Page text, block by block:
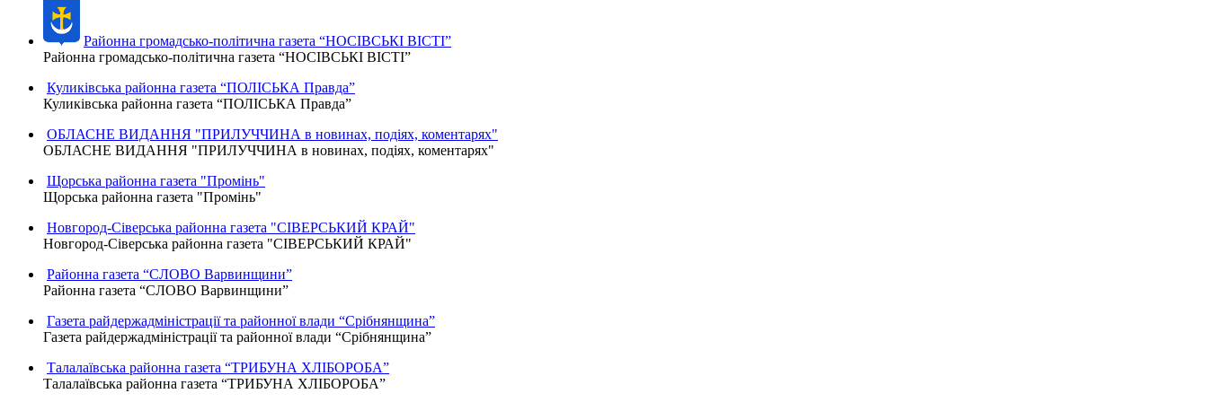
Районна громадсько-політична газета “НОСІВСЬКІ ВІСТІ”
Районна громадсько-політична газета “НОСІВСЬКІ ВІСТІ”
Куликівська районна газета “ПОЛІСЬКА Правда”
Куликівська районна газета “ПОЛІСЬКА Правда”
ОБЛАСНЕ ВИДАННЯ "ПРИЛУЧЧИНА в новинах, подіях, коментарях"
ОБЛАСНЕ ВИДАННЯ "ПРИЛУЧЧИНА в новинах, подіях, коментарях"
Щорська районна газета "Промінь"
Щорська районна газета "Промінь"
Новгород-Сіверська районна газета "СІВЕРСЬКИЙ КРАЙ"
Новгород-Сіверська районна газета "СІВЕРСЬКИЙ КРАЙ"
Районна газета “СЛОВО Варвинщини”
Районна газета “СЛОВО Варвинщини”
Газета райдержадміністрації та районної влади “Срібнянщина”
Газета райдержадміністрації та районної влади “Срібнянщина”
Талалаївська районна газета “ТРИБУНА ХЛІБОРОБА”
Талалаївська районна газета “ТРИБУНА ХЛІБОРОБА”